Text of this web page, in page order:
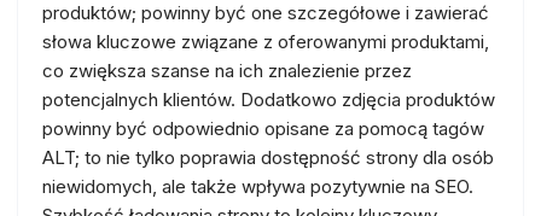
produktów; powinny być one szczegółowe i zawierać
słowa kluczowe związane z oferowanymi produktami,
co zwiększa szanse na ich znalezienie przez
potencjalnych klientów. Dodatkowo zdjęcia produktów
powinny być odpowiednio opisane za pomocą tagów
ALT; to nie tylko poprawia dostępność strony dla osób
niewidomych, ale także wpływa pozytywnie na SEO.